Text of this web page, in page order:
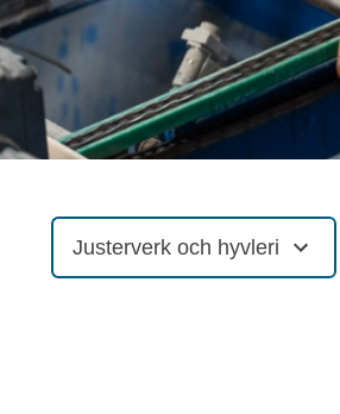
Justerverk och hyvleri